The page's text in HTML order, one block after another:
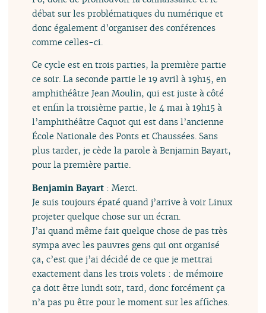
débat sur les problématiques du numérique et
donc également d’organiser des conférences
comme celles-ci.
Ce cycle est en trois parties, la première partie
ce soir. La seconde partie le 19 avril à 19h15, en
amphithéâtre Jean Moulin, qui est juste à côté
et enfin la troisième partie, le 4 mai à 19h15 à
l’amphithéâtre Caquot qui est dans l’ancienne
École Nationale des Ponts et Chaussées. Sans
plus tarder, je cède la parole à Benjamin Bayart,
pour la première partie.
Benjamin Bayart : Merci.
Je suis toujours épaté quand j’arrive à voir Linux
projeter quelque chose sur un écran.
J’ai quand même fait quelque chose de pas très
sympa avec les pauvres gens qui ont organisé
ça, c’est que j’ai décidé de ce que je mettrai
exactement dans les trois volets : de mémoire
ça doit être lundi soir, tard, donc forcément ça
n’a pas pu être pour le moment sur les affiches.